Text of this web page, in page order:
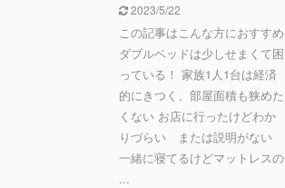
2023/5/22
この記事はこんな方におすすめ
ダブルベッドは少しせまくて困
っている！ 家族1人1台は経済
的にきつく、部屋面積も狭めた
くない お店に行ったけどわか
りづらい または説明がない
一緒に寝てるけどマットレスの
...